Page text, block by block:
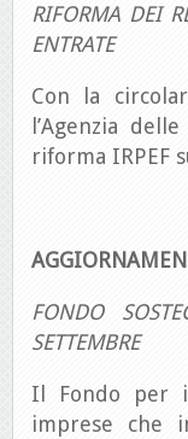
RIFORMA DEI
ENTRATE
Con la
l’Agenzia
riforma IRPEF
FONDO
SETTEMBRE
Il Fondo per
imprese che